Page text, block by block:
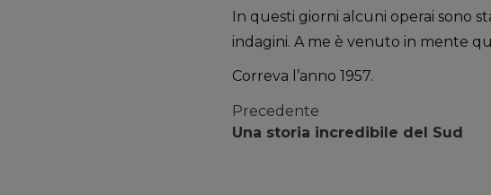
In questi giorni alcuni operai sono
indagini. A me è venuto in mente
Correva l’anno 1957.
Precedente
Una storia incredibile del Sud